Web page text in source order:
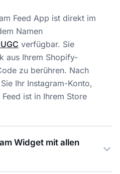
Feed App ist direkt im
Namen
verfügbar. Sie
aus Ihrem Shopify-
zu berühren. Nach
Ihr Instagram-Konto,
ist in Ihrem Store
Widget mit allen